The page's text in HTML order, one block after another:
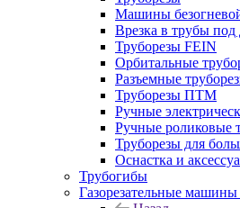
Машины
Врезка в трубы под
Труборезы FEIN
Орбитальные
Разъемные
Труборезы ПТМ
Ручные
Ручные роликовые
Труборезы для
Оснастка и
Трубогибы
Газорезательные машины